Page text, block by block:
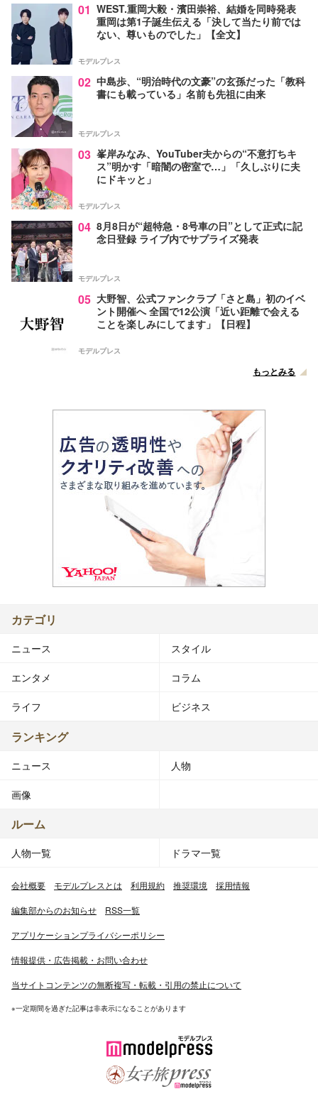
01 WEST.重岡大毅・濱田崇裕、結婚を同時発表
重岡は第1子誕生伝える「決して当たり前では
ない、尊いものでした」【全文】
モデルプレス
02 中島歩、“明治時代の文豪”の玄孫だった「教科
書にも載っている」名前も先祖に由来
モデルプレス
03 峯岸みなみ、YouTuber夫からの“不意打ちキ
ス”明かす「暗闇の密室で…」「久しぶりに夫
にドキッと」
モデルプレス
04 8月8日が“超特急・8号車の日”として正式に記
念日登録 ライブ内でサプライズ発表
モデルプレス
05 大野智、公式ファンクラブ「さと島」初のイベ
ント開催へ 全国で12公演「近い距離で会える
ことを楽しみにしてます」【日程】
モデルプレス
もっとみる
カテゴリ
ニュース スタイル
エンタメ コラム
ライフ ビジネス
ランキング
ニュース 人物
画像
ルーム
人物一覧 ドラマ一覧
会社概要 モデルプレスとは 利用規約 推奨環境 採用情報
編集部からのお知らせ RSS一覧
アプリケーションプライバシーポリシー
情報提供・広告掲載・お問い合わせ
当サイトコンテンツの無断複写・転載・引用の禁止について
※一定期間を過ぎた記事は非表示になることがあります